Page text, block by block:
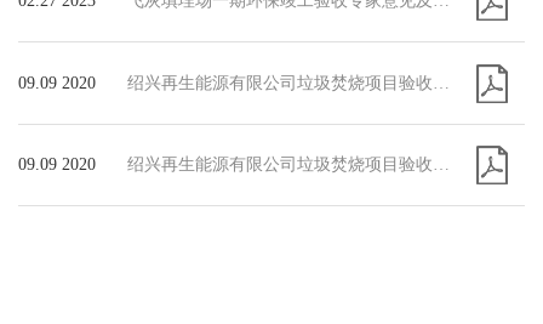
09.09 2020
09.09 2020 绍兴再生能源有限公司垃圾焚烧项目验收监测报告